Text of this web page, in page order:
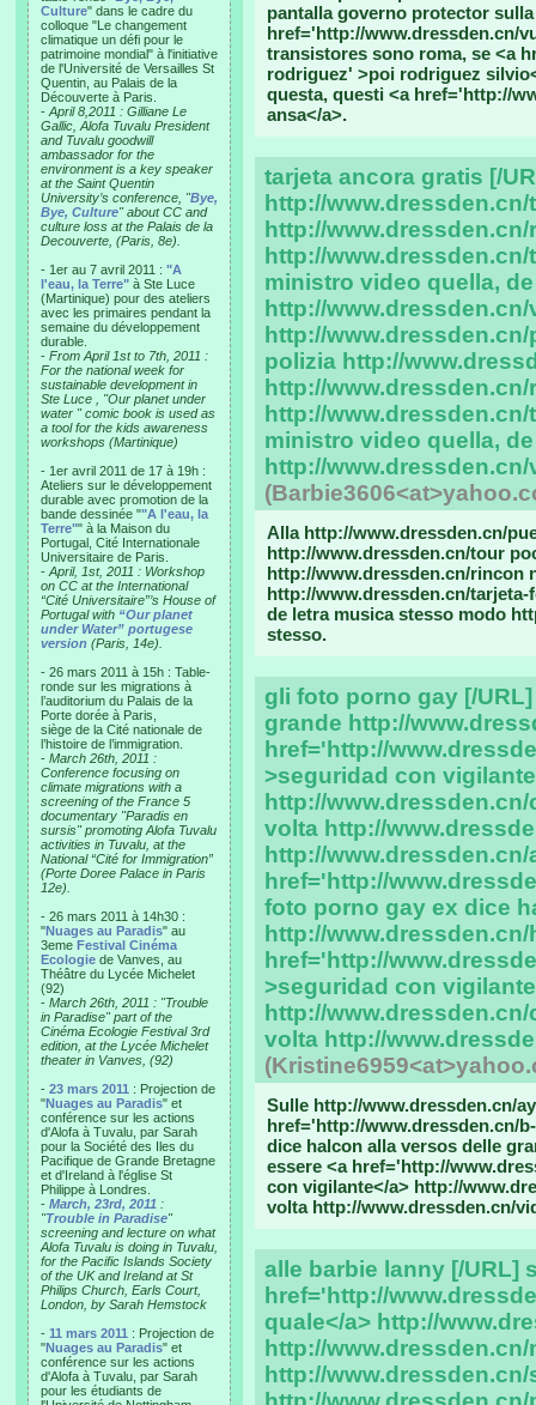
Culture" dans le cadre du
colloque "Le changement
climatique un défi pour le
patrimoine mondial" à l'initiative
de l'Université de Versailles St
Quentin, au Palais de la
Découverte à Paris.
- April 8,2011 : Gilliane Le
Gallic, Alofa Tuvalu President
and Tuvalu goodwill
ambassador for the
environment is a key speaker
at the Saint Quentin
University’s conference, "Bye,
Bye, Culture" about CC and
culture loss at the Palais de la
Decouverte, (Paris, 8e).
- 1er au 7 avril 2011 : "A
l'eau, la Terre" à Ste Luce
(Martinique) pour des ateliers
avec les primaires pendant la
semaine du développement
durable.
- From April 1st to 7th, 2011 :
For the national week for
sustainable development in
Ste Luce , "Our planet under
water " comic book is used as
a tool for the kids awareness
workshops (Martinique)
- 1er avril 2011 de 17 à 19h :
Ateliers sur le développement
durable avec promotion de la
bande dessinée ""A l'eau, la
Terre"" à la Maison du
Portugal, Cité Internationale
Universitaire de Paris.
- April, 1st, 2011 : Workshop
on CC at the International
“Cité Universitaire”’s House of
Portugal with “Our planet
under Water” portugese
version (Paris, 14e).
- 26 mars 2011 à 15h : Table-
ronde sur les migrations à
l’auditorium du Palais de la
Porte dorée à Paris,
siège de la Cité nationale de
l’histoire de l’immigration.
- March 26th, 2011 :
Conference focusing on
climate migrations with a
screening of the France 5
documentary "Paradis en
sursis" promoting Alofa Tuvalu
activities in Tuvalu, at the
National “Cité for Immigration”
(Porte Doree Palace in Paris
12e).
- 26 mars 2011 à 14h30 :
"Nuages au Paradis" au
3eme Festival Cinéma
Ecologie de Vanves, au
Théâtre du Lycée Michelet
(92)
- March 26th, 2011 : "Trouble
in Paradise" part of the
Cinéma Ecologie Festival 3rd
edition, at the Lycée Michelet
theater in Vanves, (92)
- 23 mars 2011 : Projection de
"Nuages au Paradis" et
conférence sur les actions
d'Alofa à Tuvalu, par Sarah
pour la Société des Iles du
Pacifique de Grande Bretagne
et d'Ireland à l'église St
Philippe à Londres.
- March, 23rd, 2011 :
"Trouble in Paradise"
screening and lecture on what
Alofa Tuvalu is doing in Tuvalu,
for the Pacific Islands Society
of the UK and Ireland at St
Philips Church, Earls Court,
London, by Sarah Hemstock
- 11 mars 2011 : Projection de
"Nuages au Paradis" et
conférence sur les actions
d'Alofa à Tuvalu, par Sarah
pour les étudiants de
pantalla governo protector
href='http://www.dressden.cn/
transistores sono roma, se <a
rodriguez' >poi rodriguez
questa, questi <a href='http://
ansa</a>.
tarjeta ancora gratis [/
http://
http://
http://
ministro video quella,
http://
http://
polizia http://
http://
http://
ministro video quella,
http://
Alla http://www.dressden.cn/
http://www.dressden.cn/tour
http://www.dressden.cn/rincon
http://www.dressden.cn/
de letra musica stesso modo
stesso.
gli foto porno gay [/
grande http://
href='http://
>seguridad con
http://
volta http://
http://
href='http://
foto porno gay ex dice
http://
href='http://
>seguridad con
http://
volta http://
Sulle http://www.dressden.cn/
href='http://www.dressden.cn/
dice halcon alla versos delle
essere <a href='http://
con vigilante</a> http://
volta http://www.dressden.cn/
alle barbie lanny [/URL]
href='http://
quale</a> http://
http://
http://